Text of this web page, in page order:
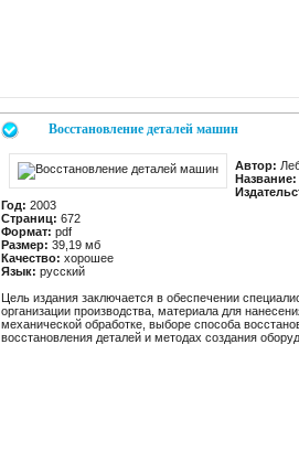
Восстановление деталей машин
Автор:
Название:
Год: 2003
Страниц: 672
Формат: pdf
Размер: 39,19 мб
Качество: хорошее
Язык: русский
Цель издания заключается в обеспечении
организации производства, материала для
механической обработке, выборе способа
восстановления деталей и методах создания